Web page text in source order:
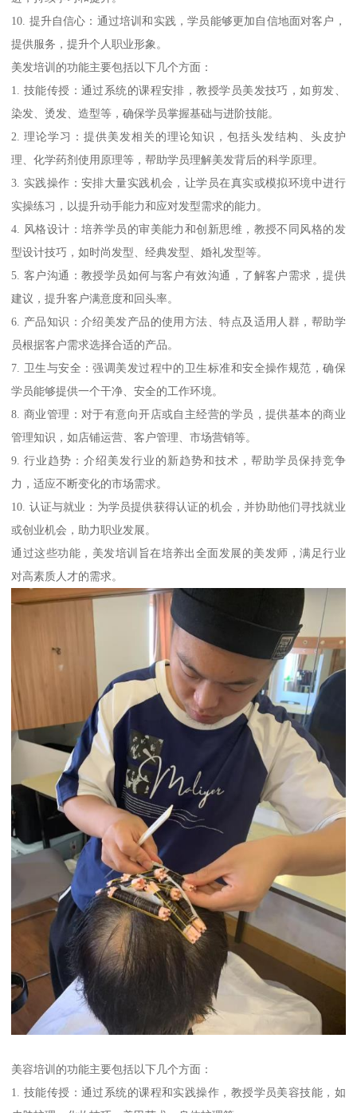
10. 提升自信心：通过培训和实践，学员能够更加自信地面对客户，
提供服务，提升个人职业形象。
美发培训的功能主要包括以下几个方面：
1. 技能传授：通过系统的课程安排，教授学员美发技巧，如剪发、
染发、烫发、造型等，确保学员掌握基础与进阶技能。
2. 理论学习：提供美发相关的理论知识，包括头发结构、头皮护
理、化学药剂使用原理等，帮助学员理解美发背后的科学原理。
3. 实践操作：安排大量实践机会，让学员在真实或模拟环境中进行
实操练习，以提升动手能力和应对发型需求的能力。
4. 风格设计：培养学员的审美能力和创新思维，教授不同风格的发
型设计技巧，如时尚发型、经典发型、婚礼发型等。
5. 客户沟通：教授学员如何与客户有效沟通，了解客户需求，提供
建议，提升客户满意度和回头率。
6. 产品知识：介绍美发产品的使用方法、特点及适用人群，帮助学
员根据客户需求选择合适的产品。
7. 卫生与安全：强调美发过程中的卫生标准和安全操作规范，确保
学员能够提供一个干净、安全的工作环境。
8. 商业管理：对于有意向开店或自主经营的学员，提供基本的商业
管理知识，如店铺运营、客户管理、市场营销等。
9. 行业趋势：介绍美发行业的新趋势和技术，帮助学员保持竞争
力，适应不断变化的市场需求。
10. 认证与就业：为学员提供获得认证的机会，并协助他们寻找就业
或创业机会，助力职业发展。
通过这些功能，美发培训旨在培养出全面发展的美发师，满足行业
对高素质人才的需求。
美容培训的功能主要包括以下几个方面：
1. 技能传授：通过系统的课程和实践操作，教授学员美容技能，如